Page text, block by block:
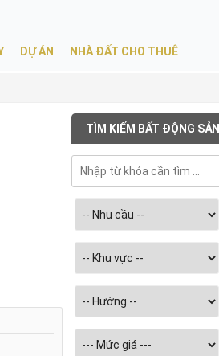
DỰ ÁN NHÀ ĐẤT CHO THUÊ
TÌM KIẾM BẤT ĐỘNG SẢN